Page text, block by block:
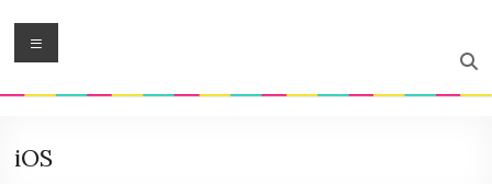
Frugalísima
ciudad,
Menú
iOS